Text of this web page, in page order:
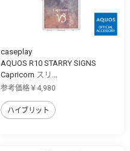
caseplay
AQUOS R10 STARRY SIGNS
Capricorn スリ...
参考価格￥4,980
ハイブリット